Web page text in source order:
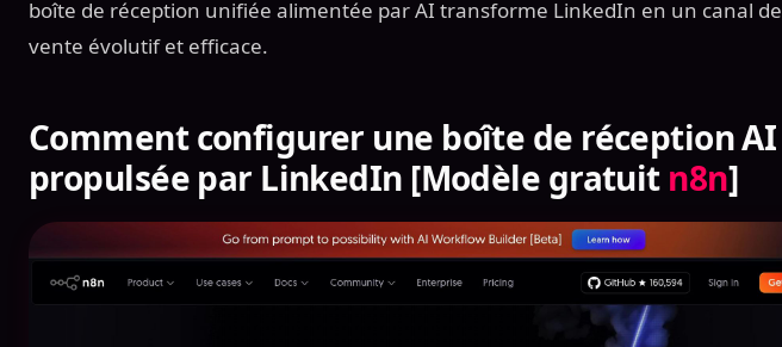
boîte de réception unifiée alimentée par AI transforme LinkedIn en un canal de
vente évolutif et efficace.
Comment configurer une boîte de réception AI
propulsée par LinkedIn [Modèle gratuit n8n]